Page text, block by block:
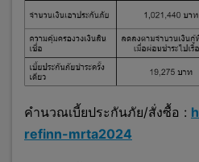
คำนวณเบี้ยประกันภัย/สั่งซื้อ :
refinn-mrta2024